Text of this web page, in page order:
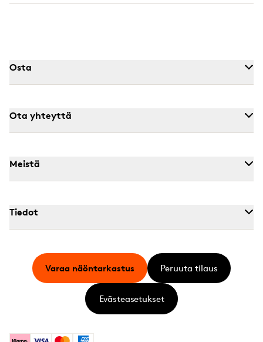
Osta
Ota yhteyttä
Meistä
Tiedot
KlarnaVisa MastercardAmerican Express
Varaa näöntarkastus Peruuta tilaus
Evästeasetukset